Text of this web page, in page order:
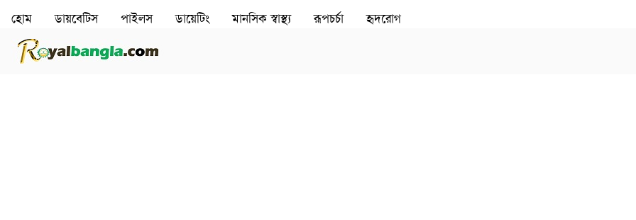
হোম ডায়বেটিস পাইলস ডায়েটিং মানসিক স্বাস্থ‌্য রূপচর্চা হৃদরোগ